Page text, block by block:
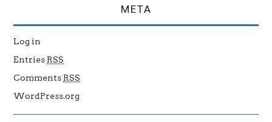
META
Log in
Entries RSS
Comments RSS
WordPress.org